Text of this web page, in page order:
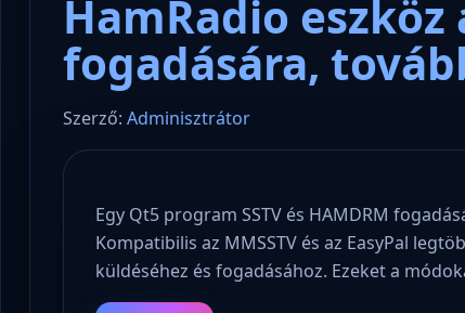
HamRadio eszköz
fogadására,
Szerző: Adminisztrátor
Egy Qt5 program SSTV és HAMDRM
Kompatibilis az MMSSTV és az EasyPal
küldéséhez és fogadásához. Ezeket a